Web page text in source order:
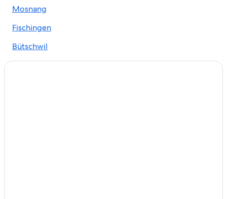
Hoteles 2 estrellas en Amden
Hoteles cerca de Plaza Roja
Mosnang
Fischingen
Bütschwil
Sirnach